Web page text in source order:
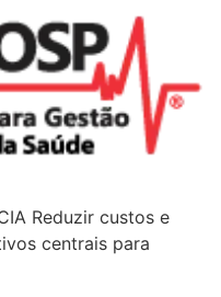
Reduzir custos e
centrais para